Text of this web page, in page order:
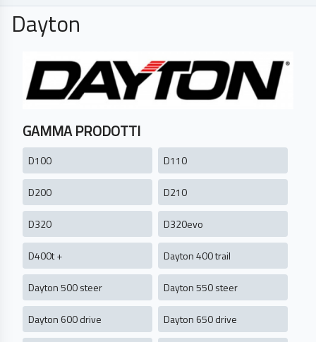
Dayton
GAMMA PRODOTTI
D100 D110
D200 D210
D320 D320evo
D400t + Dayton 400 trail
Dayton 500 steer Dayton 550 steer
Dayton 600 drive Dayton 650 drive